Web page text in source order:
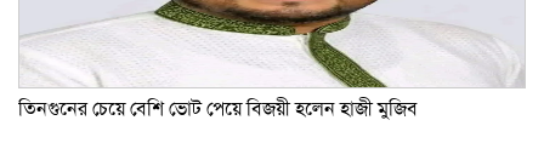
তিনগুনের চেয়ে বেশি ভোট পেয়ে বিজয়ী হলেন হাজী মুজিব